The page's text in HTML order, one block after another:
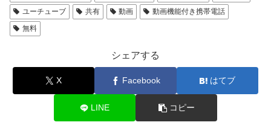
ユーチューブ
共有 動画
動画機能付き携帯電話
無料
シェアする
X Facebook はてブ
LINE コピー